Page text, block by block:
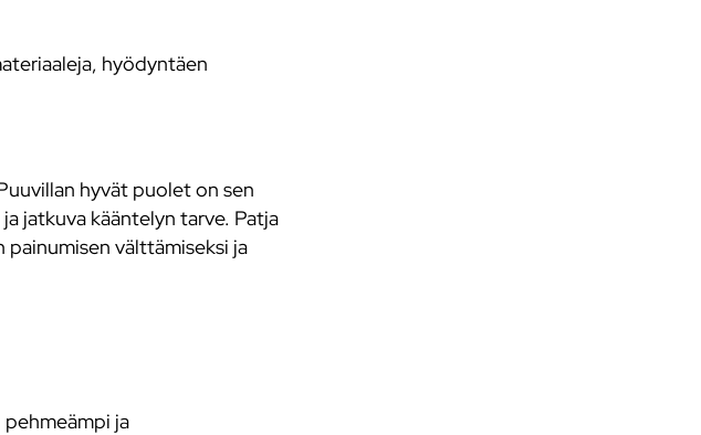
hyödyntäen
hyvät puolet on sen
jatkuva kääntelyn tarve. Patja
painumisen välttämiseksi ja
ja